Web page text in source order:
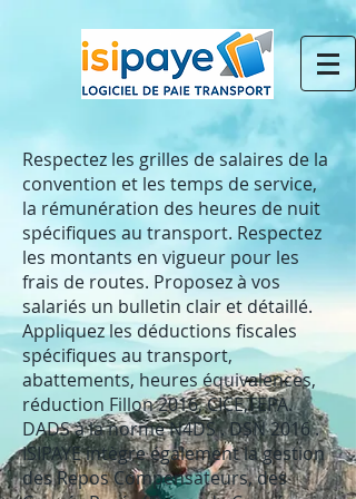
Respectez les grilles de salaires de la
convention et les temps de service,
la rémunération des heures de nuit
spécifiques au transport. Respectez
les montants en vigueur pour les
frais de routes. Proposez à vos
salariés un bulletin clair et détaillé.
Appliquez les déductions fiscales
spécifiques au transport,
abattements, heures équivalences,
réduction Fillon 2016, CICE,TEPA.
DADS à la norme N4DS . DSN 2016 .
ISIPAYE intègre également la gestion
des Repos Compensateurs, des